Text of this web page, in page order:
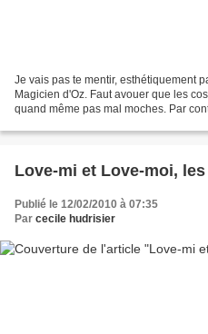
Je vais pas te mentir, esthétiquement
Magicien d'Oz. Faut avouer que les
quand même pas mal moches. Par
Love-mi et Love-moi,
Publié le 12/02/2010 à 07:35
Par cecile hudrisier